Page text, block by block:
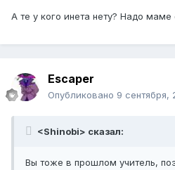
А те у кого инета нету? Надо маме
Escaper
Опубликовано 9 сентября,
<Shinobi> сказал:
Вы тоже в прошлом учитель,